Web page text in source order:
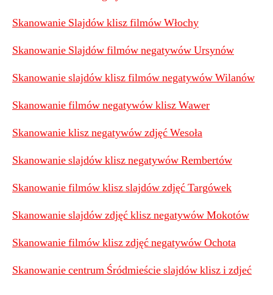
Skanowanie Slajdów klisz filmów Włochy
Skanowanie Slajdów filmów negatywów Ursynów
Skanowanie slajdów klisz filmów negatywów Wilanów
Skanowanie filmów negatywów klisz Wawer
Skanowanie klisz negatywów zdjęć Wesoła
Skanowanie slajdów klisz negatywów Rembertów
Skanowanie filmów klisz slajdów zdjęć Targówek
Skanowanie slajdów zdjęć klisz negatywów Mokotów
Skanowanie filmów klisz zdjęć negatywów Ochota
Skanowanie centrum Śródmieście slajdów klisz i zdjeć